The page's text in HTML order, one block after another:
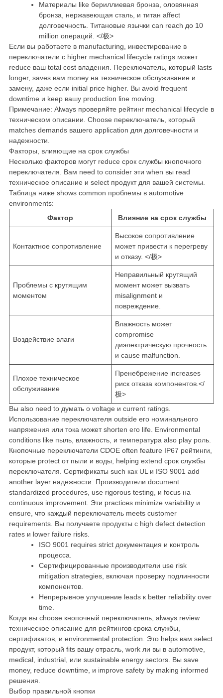
Материалы like бериллиевая бронза, оловянная
бронза, нержавеющая сталь, и титан affect
долговечность. Титановые язычки can reach до 10
million операций. </极>
Если вы работаете в manufacturing, инвестирование в
переключатели с higher mechanical lifecycle ratings может
reduce ваш total cost владения. Переключатель, который lasts
longer, saves вам money на техническое обслуживание и
замену, даже если initial price higher. Вы avoid frequent
downtime и keep вашу production line moving.
Примечание: Always проверяйте рейтинг mechanical lifecycle в
техническом описании. Choose переключатель, который
matches demands вашего application для долговечности и
надежности.
Факторы, влияющие на срок службы
Несколько факторов могут reduce срок службы кнопочного
переключателя. Вам need to consider эти when вы read
техническое описание и select продукт для вашей системы.
Таблица ниже shows common проблемы в automotive
environments:
Фактор
Влияние на срок службы
Контактное сопротивление
Высокое сопротивление
может привести к перегреву
и отказу. </极>
Проблемы с крутящим
моментом
Неправильный крутящий
момент может вызвать
misalignment и
повреждение.
Воздействие влаги
Влажность может
compromise
диэлектрическую прочность
и cause malfunction.
Плохое техническое
обслуживание
Пренебрежение increases
риск отказа компонентов.</
极>
Вы also need to думать о voltage и current ratings.
Использование переключателя outside его номинального
напряжения или тока может shorten его life. Environmental
conditions like пыль, влажность, и температура also play роль.
Кнопочные переключатели CDOE often feature IP67 рейтинги,
которые protect от пыли и воды, helping extend срок службы
переключателя. Сертификаты such как UL и ISO 9001 add
another layer надежности. Производители document
standardized procedures, use rigorous testing, и focus на
continuous improvement. Эти practices minimize variability и
ensure, что каждый переключатель meets customer
requirements. Вы получаете продукты с high defect detection
rates и lower failure risks.
ISO 9001 requires strict документация и контроль
процесса.
Сертифицированные производители use risk
mitigation strategies, включая проверку подлинности
компонентов.
Непрерывное улучшение leads к better reliability over
time.
Когда вы choose кнопочный переключатель, always review
техническое описание для рейтингов срока службы,
сертификатов, и environmental protection. Это helps вам select
продукт, который fits вашу отрасль, work ли вы в automotive,
medical, industrial, или sustainable energy sectors. Вы save
money, reduce downtime, и improve safety by making informed
решения.
Выбор правильной кнопки